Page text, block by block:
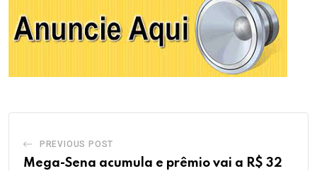
PREVIOUS POST
Mega-Sena acumula e prêmio vai a R$ 32